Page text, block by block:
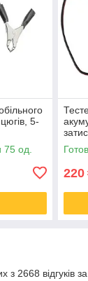
5-
75 од.
220
з 2668 відгуків за